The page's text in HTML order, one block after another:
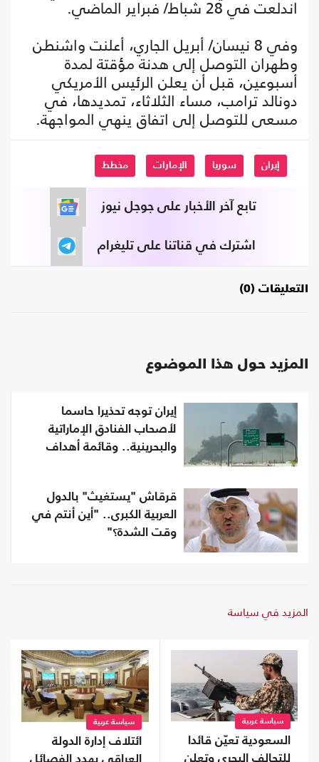
اندلعت في 28 شباط/ فبراير الماضي.
وفي 8 نيسان/ أبريل الجاري، أعلنت واشنطن
وطهران التوصل إلى هدنة مؤقتة لمدة
أسبوعين، قبل أن يعلن الرئيس الأمريكي
دونالد ترامب، مساء الثلاثاء، تمديدها، في
مسعى للتوصل إلى اتفاق ينهي المواجهة.
إيران سوريا الإمارات مخطط
تابع آخر الأخبار على جوجل نيوز
اشترك في قناتنا على تليغرام
التعليقات (0)
المزيد حول هذا الموضوع
إيران توجه تحذيرا حاسما
لأصحاب الفنادق الإماراتية
والبحرينية.. وقائمة أهداف
قرقاش "يستغيث" بالدول
العربية الكبرى.. "أين أنتم في
وقت الشدة؟"
المزيد في سياسة
سياسة عربية
السعودية تعيّن قائدا
للتحالف البحري وتعلن
سياسة عربية
ائتلاف إدارة الدولة
العراقي يهدد الفصائل